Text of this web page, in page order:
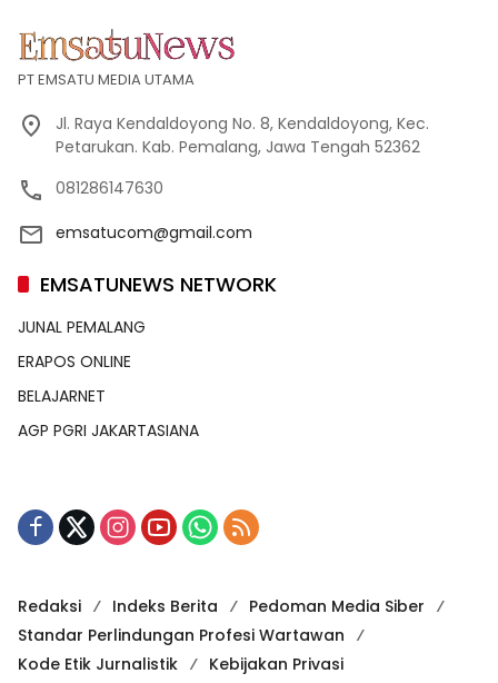
PT EMSATU MEDIA UTAMA
Jl. Raya Kendaldoyong No. 8, Kendaldoyong, Kec.
Petarukan. Kab. Pemalang, Jawa Tengah 52362
081286147630
emsatucom@gmail.com
EMSATUNEWS NETWORK
JUNAL PEMALANG
ERAPOS ONLINE
BELAJARNET
AGP PGRI JAKARTASIANA
Redaksi Indeks Berita
Pedoman Media Siber
Standar Perlindungan Profesi Wartawan
Kode Etik Jurnalistik
Kebijakan Privasi